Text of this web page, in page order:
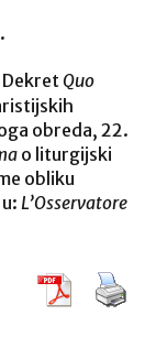
Quo
obreda, 22.
o liturgijski
obliku
L’Osservatore